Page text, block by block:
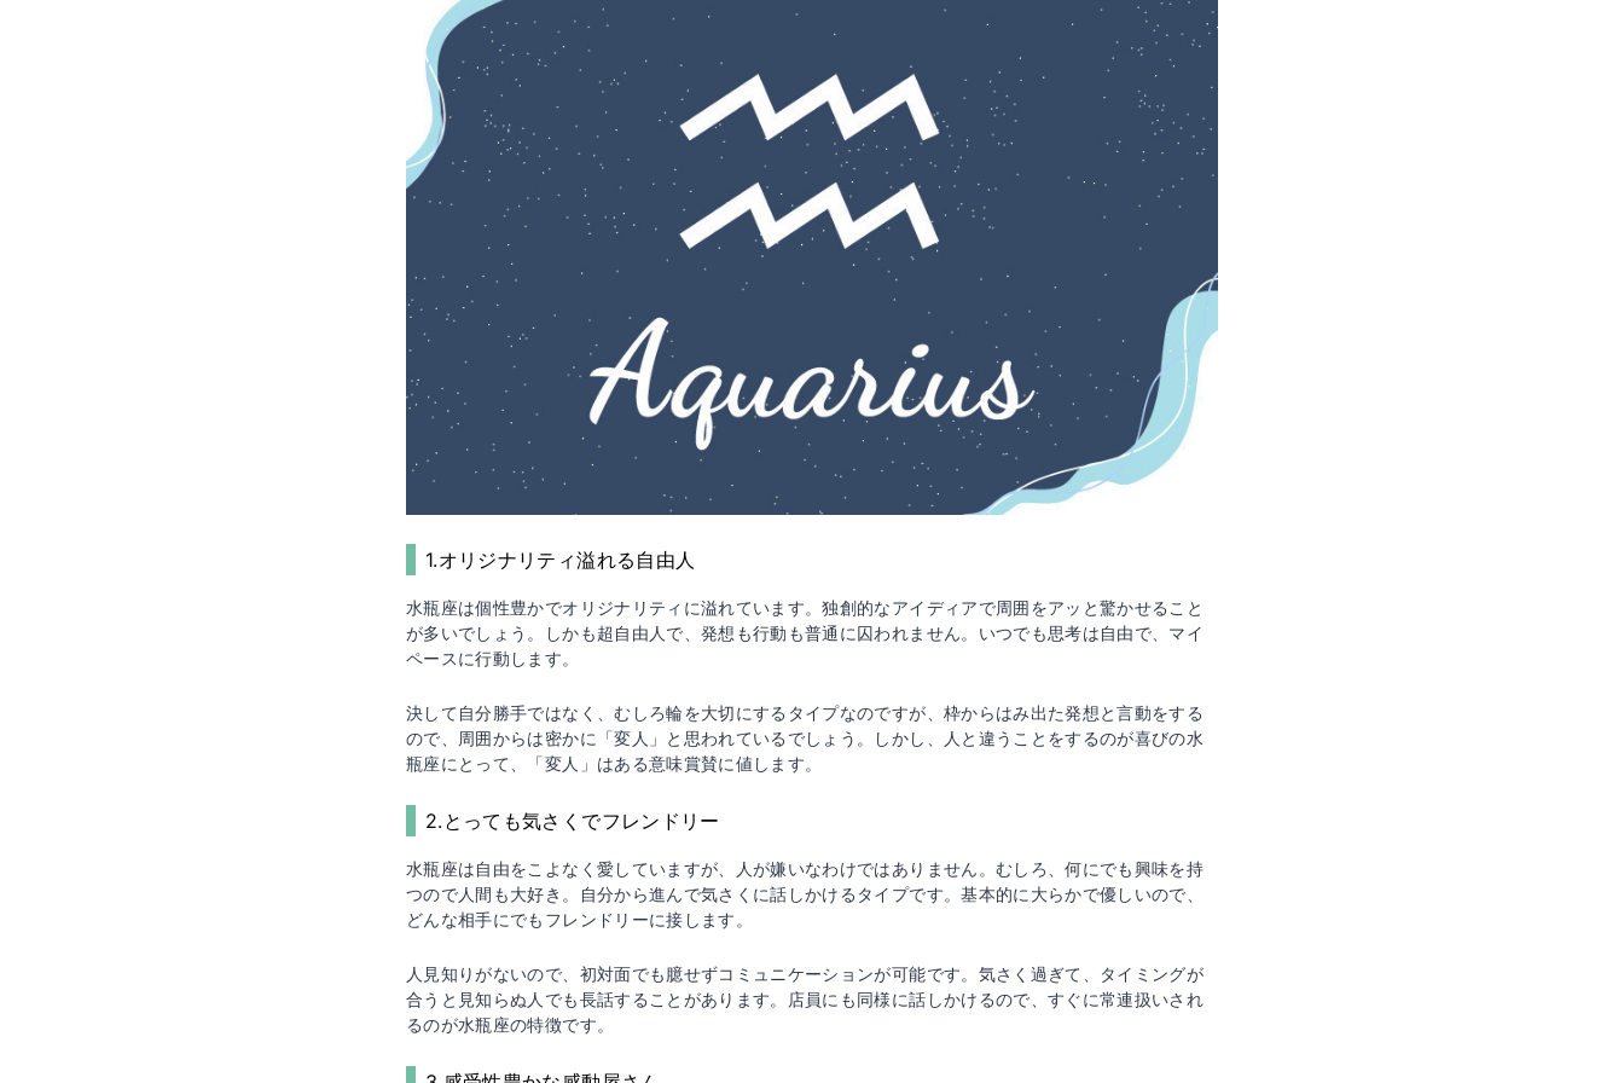
1.オリジナリティ溢れる自由人
水瓶座は個性豊かでオリジナリティに溢れています。独創的なアイディアで周囲をアッと驚かせること
が多いでしょう。しかも超自由人で、発想も行動も普通に囚われません。いつでも思考は自由で、マイ
ペースに行動します。
決して自分勝手ではなく、むしろ輪を大切にするタイプなのですが、枠からはみ出た発想と言動をする
ので、周囲からは密かに「変人」と思われているでしょう。しかし、人と違うことをするのが喜びの水
瓶座にとって、「変人」はある意味賞賛に値します。
2.とっても気さくでフレンドリー
水瓶座は自由をこよなく愛していますが、人が嫌いなわけではありません。むしろ、何にでも興味を持
つので人間も大好き。自分から進んで気さくに話しかけるタイプです。基本的に大らかで優しいので、
どんな相手にでもフレンドリーに接します。
人見知りがないので、初対面でも臆せずコミュニケーションが可能です。気さく過ぎて、タイミングが
合うと見知らぬ人でも長話することがあります。店員にも同様に話しかけるので、すぐに常連扱いされ
るのが水瓶座の特徴です。